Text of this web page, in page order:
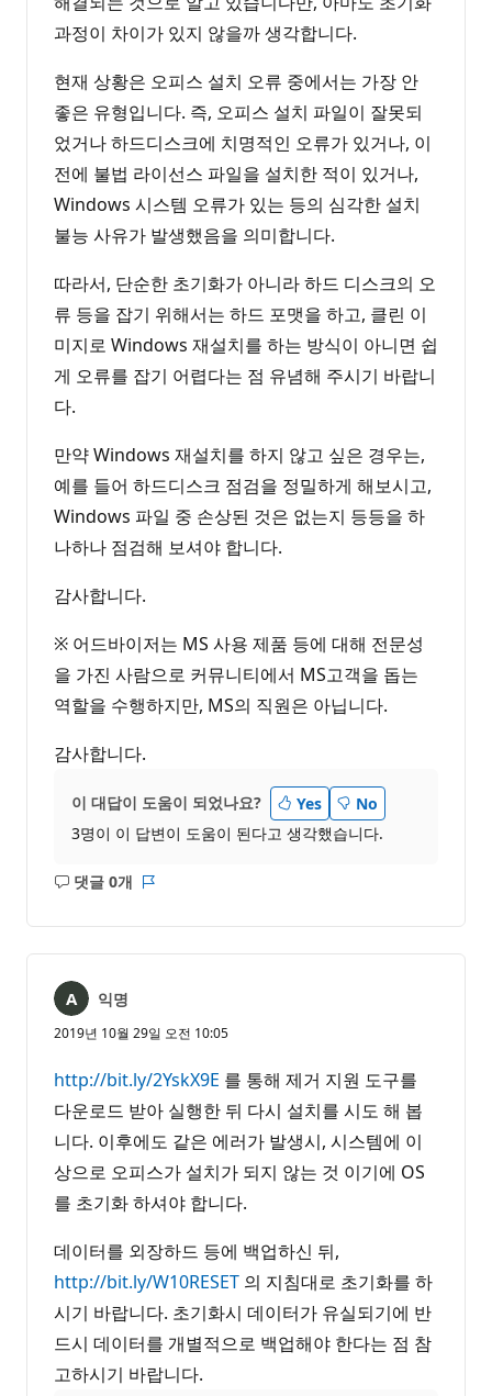
과정이 차이가 있지 않을까 생각합니다.
현재 상황은 오피스 설치 오류 중에서는 가장 안
좋은 유형입니다. 즉, 오피스 설치 파일이 잘못되
었거나 하드디스크에 치명적인 오류가 있거나, 이
전에 불법 라이선스 파일을 설치한 적이 있거나,
Windows 시스템 오류가 있는 등의 심각한 설치
불능 사유가 발생했음을 의미합니다.
따라서, 단순한 초기화가 아니라 하드 디스크의 오
류 등을 잡기 위해서는 하드 포맷을 하고, 클린 이
미지로 Windows 재설치를 하는 방식이 아니면 쉽
게 오류를 잡기 어렵다는 점 유념해 주시기 바랍니
다.
만약 Windows 재설치를 하지 않고 싶은 경우는,
예를 들어 하드디스크 점검을 정밀하게 해보시고,
Windows 파일 중 손상된 것은 없는지 등등을 하
나하나 점검해 보셔야 합니다.
감사합니다.
※ 어드바이저는 MS 사용 제품 등에 대해 전문성
을 가진 사람으로 커뮤니티에서 MS고객을 돕는
역할을 수행하지만, MS의 직원은 아닙니다.
감사합니다.
이 대답이 도움이 되었나요? Yes
No
3명이 이 답변이 도움이 된다고 생각했습니다.
댓글 0개
설
음
익명
2019년 10월 29일 오전 10:05
http://bit.ly/2YskX9E 를 통해 제거 지원 도구를
다운로드 받아 실행한 뒤 다시 설치를 시도 해 봅
니다. 이후에도 같은 에러가 발생시, 시스템에 이
상으로 오피스가 설치가 되지 않는 것 이기에 OS
를 초기화 하셔야 합니다.
데이터를 외장하드 등에 백업하신 뒤,
http://bit.ly/W10RESET 의 지침대로 초기화를 하
시기 바랍니다. 초기화시 데이터가 유실되기에 반
드시 데이터를 개별적으로 백업해야 한다는 점 참
고하시기 바랍니다.